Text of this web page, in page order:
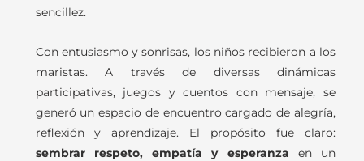
sencillez.
Con entusiasmo y sonrisas, los niños recibieron a los
maristas. A través de diversas dinámicas
participativas, juegos y cuentos con mensaje, se
generó un espacio de encuentro cargado de alegría,
reflexión y aprendizaje. El propósito fue claro:
sembrar respeto, empatía y esperanza en un